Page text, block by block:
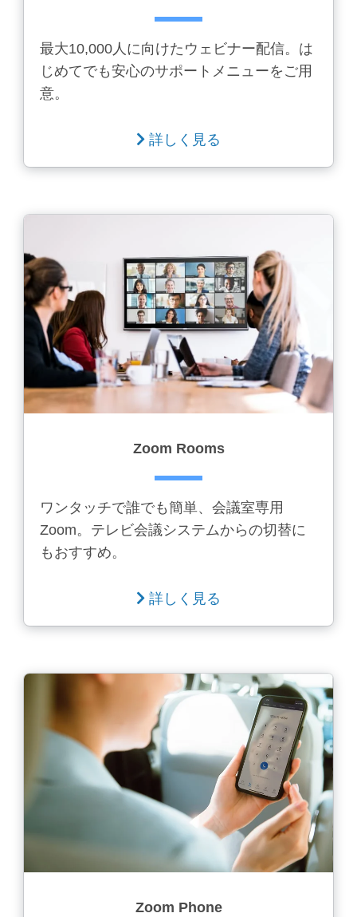
最大10,000人に向けたウェビナー配信。は
じめてでも安心のサポートメニューをご用
意。
詳しく見る
Zoom Rooms
ワンタッチで誰でも簡単、会議室専用
Zoom。テレビ会議システムからの切替に
もおすすめ。
詳しく見る
Zoom Phone